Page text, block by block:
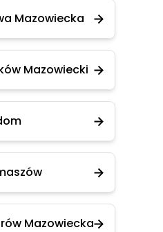
Mazowiecka
Mazowiecki
Mazowiecka